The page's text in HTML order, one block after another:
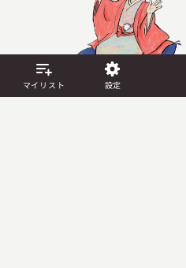
マイリスト 設定